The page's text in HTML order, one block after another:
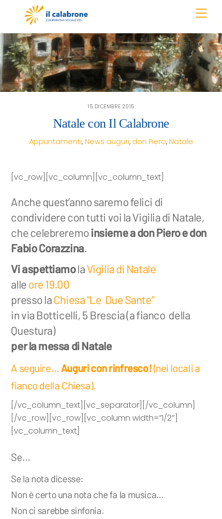
content
15 DICEMBRE 2015
Natale con Il Calabrone
Appuntamenti, News auguri, don Piero, Natale
[vc_row][vc_column][vc_column_text]
Anche quest’anno saremo felici di
condividere con tutti voi la Vigilia di Natale,
che celebreremoinsieme a don Piero e don
Fabio Corazzina.
Vi aspettiamolaVigilia di Natale
alleore 19.00
presso laChiesa “Le Due Sante”
in via Botticelli, 5 Brescia (a fianco della
Questura)
per la messa di Natale
A seguire… Auguri con rinfresco!(nei locali a
fianco della Chiesa).
[/vc_column_text][vc_separator][/vc_column]
[/vc_row][vc_row][vc_column width=”1/2″]
[vc_column_text]
Se…
Se la nota dicesse:
Non è certo una nota che fa la musica…
Non ci sarebbe sinfonia.